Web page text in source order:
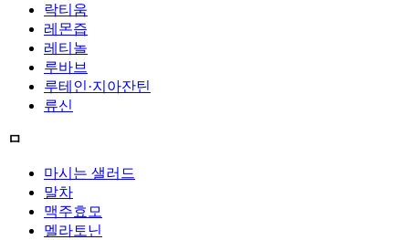
락티움
레몬즙
레티놀
루바브
루테인·지아잔틴
류신
ㅁ
마시는 샐러드
말차
맥주효모
멜라토닌